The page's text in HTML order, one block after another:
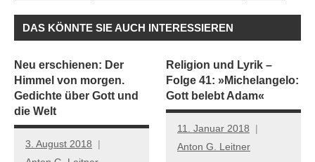
DAS KÖNNTE SIE AUCH INTERESSIEREN
Neu erschienen: Der
Himmel von morgen.
Gedichte über Gott und
die Welt
3. August 2018
Religion und Lyrik –
Folge 41: »Michelangelo:
Gott belebt Adam«
11. Januar 2018
Anton G. Leitner